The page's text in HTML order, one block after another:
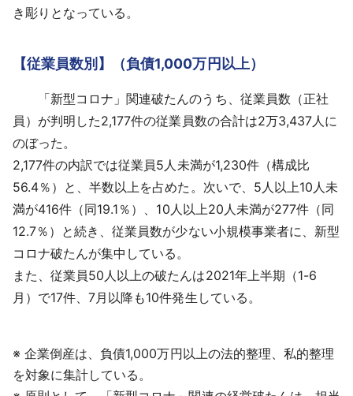
き彫りとなっている。
【従業員数別】（負債1,000万円以上）
「新型コロナ」関連破たんのうち、従業員数（正社
員）が判明した2,177件の従業員数の合計は2万3,437人に
のぼった。
2,177件の内訳では従業員5人未満が1,230件（構成比
56.4％）と、半数以上を占めた。次いで、5人以上10人未
満が416件（同19.1％）、10人以上20人未満が277件（同
12.7％）と続き、従業員数が少ない小規模事業者に、新型
コロナ破たんが集中している。
また、従業員50人以上の破たんは2021年上半期（1-6
月）で17件、7月以降も10件発生している。
※ 企業倒産は、負債1,000万円以上の法的整理、私的整理
を対象に集計している。